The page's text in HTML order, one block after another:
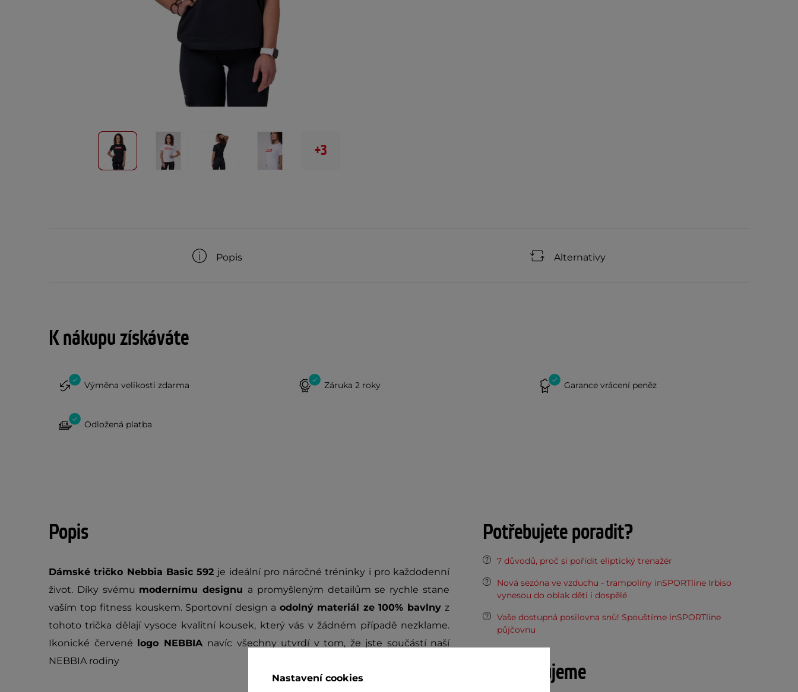
+3
Popis Alternativy
K nákupu získáváte
Výměna velikosti zdarma Záruka 2 roky Garance vrácení peněz
Odložená platba
Popis
Dámské tričko Nebbia Basic 592 je ideální pro náročné tréninky i pro každodenní
život. Díky svému modernímu designu a promyšleným detailům se rychle stane
vaším top fitness kouskem. Sportovní design a odolný materiál ze 100% bavlny z
tohoto trička dělají vysoce kvalitní kousek, který vás v žádném případě nezklame.
Ikonické červené logo NEBBIA navíc všechny utvrdí v tom, že jste součástí naší
NEBBIA rodiny
Potřebujete poradit?
7 důvodů, proč si pořídit eliptický trenažér
Nová sezóna ve vzduchu - trampolíny inSPORTline Irbiso
vynesou do oblak děti i dospělé
Vaše dostupná posilovna snů! Spouštíme inSPORTline
půjčovnu
Doporučujeme
Nastavení cookies